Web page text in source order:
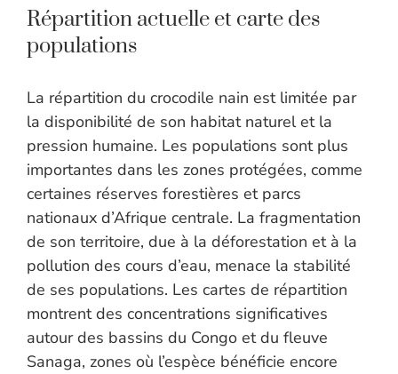
Répartition actuelle et carte des
populations
La répartition du crocodile nain est limitée par
la disponibilité de son habitat naturel et la
pression humaine. Les populations sont plus
importantes dans les zones protégées, comme
certaines réserves forestières et parcs
nationaux d’Afrique centrale. La fragmentation
de son territoire, due à la déforestation et à la
pollution des cours d’eau, menace la stabilité
de ses populations. Les cartes de répartition
montrent des concentrations significatives
autour des bassins du Congo et du fleuve
Sanaga, zones où l’espèce bénéficie encore